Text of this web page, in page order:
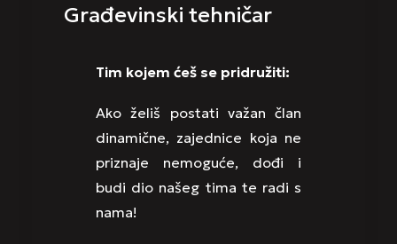
Građevinski tehničar
Tim kojem ćeš se pridružiti:
Ako želiš postati važan član
dinamične, zajednice koja ne
priznaje nemoguće, dođi i
budi dio našeg tima te radi s
nama!